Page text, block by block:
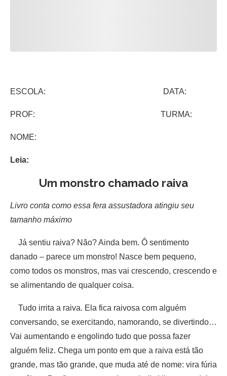
ESCOLA: DATA:
PROF: TURMA:
NOME:
Leia:
Um monstro chamado raiva
Livro conta como essa fera assustadora atingiu seu
tamanho máximo
Já sentiu raiva? Não? Ainda bem. Ô sentimento
danado – parece um monstro! Nasce bem pequeno,
como todos os monstros, mas vai crescendo, crescendo e
se alimentando de qualquer coisa.
Tudo irrita a raiva. Ela fica raivosa com alguém
conversando, se exercitando, namorando, se divertindo…
Vai aumentando e engolindo tudo que possa fazer
alguém feliz. Chega um ponto em que a raiva está tão
grande, mas tão grande, que muda até de nome: vira fúria